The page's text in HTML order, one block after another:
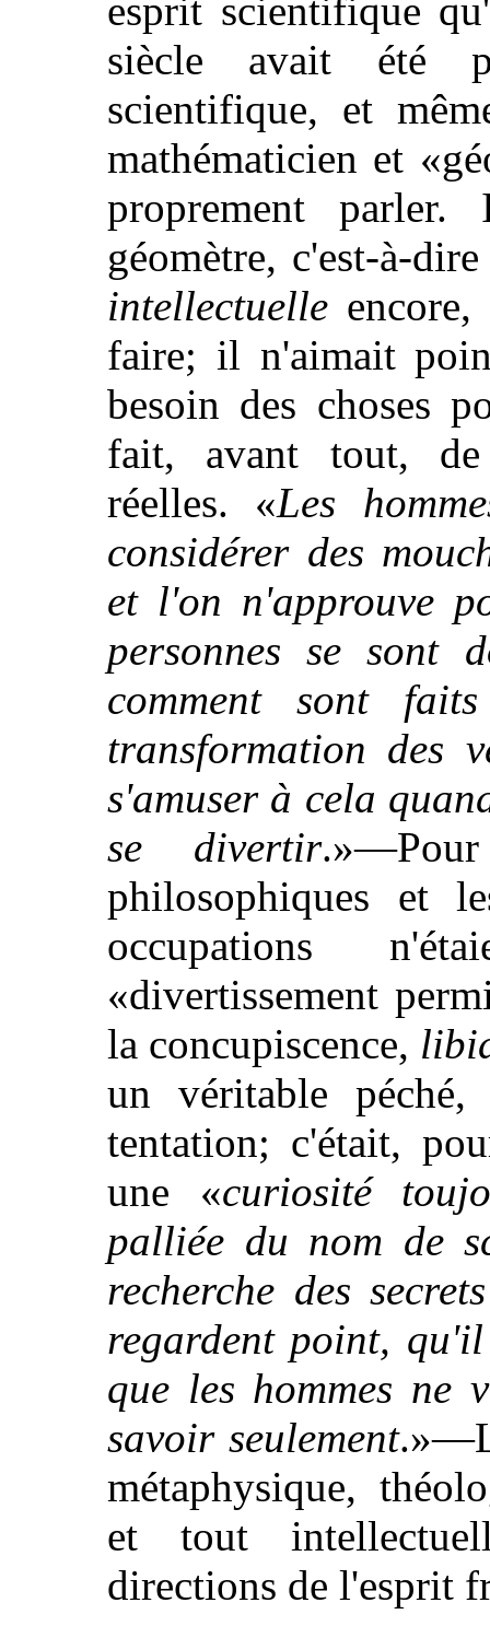
esprit scientifique
siècle avait été
scientifique, et
mathématicien et
proprement
géomètre, c'est-à-
intellectuelle
faire; il n'aimait
besoin des choses
fait, avant tout, de
réelles. «Les
considérer des
et l'on n'approuve
personnes se sont
comment sont
transformation des
s'amuser à cela
se divertir
philosophiques et
occupations
«divertissement
la concupiscence,
un véritable
tentation; c'était,
une «curiosité
palliée du nom de
recherche des
regardent point,
que les hommes ne
savoir seulement
métaphysique,
et tout
directions de l'esprit